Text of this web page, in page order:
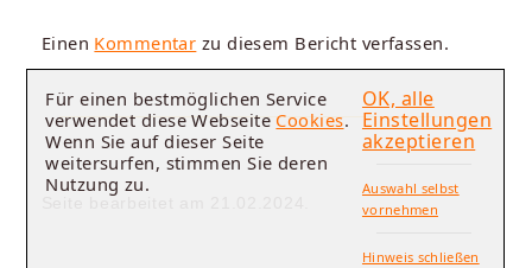
Einen Kommentar zu diesem Bericht verfassen.
Für einen bestmöglichen Service
verwendet diese Webseite Cookies.
Wenn Sie auf dieser Seite
weitersurfen, stimmen Sie deren
Nutzung zu.
OK, alle
Einstellungen
akzeptieren
Auswahl selbst
vornehmen
Hinweis schließen